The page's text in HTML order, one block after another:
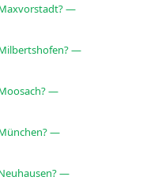
—
—
—
—
—